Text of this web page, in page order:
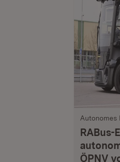
Autonomes
RABus-
ÖPNV